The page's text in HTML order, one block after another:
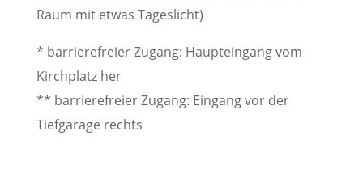
Raum mit etwas Tageslicht)
* barrierefreier Zugang: Haupteingang vom
Kirchplatz her
** barrierefreier Zugang: Eingang vor der
Tiefgarage rechts